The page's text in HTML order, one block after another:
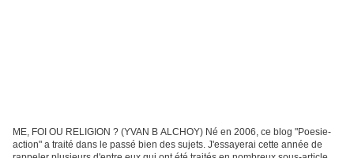
ME, FOI OU RELIGION ? (YVAN B ALCHOY) Né en 2006, ce blog "Poesie-
action" a traité dans le passé bien des sujets. J'essayerai cette année de